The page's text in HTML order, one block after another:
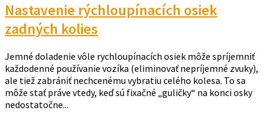
Nastavenie rýchloupínacích osiek
zadných kolies
Jemné doladenie vôle rychloupínacích osiek môže spríjemniť
každodenné používanie vozíka (eliminovať nepríjemné zvuky),
ale tiež zabrániť nechcenému vybratiu celého kolesa. To sa
môže stať práve vtedy, keď sú fixačné „guličky“ na konci osky
nedostatočne...